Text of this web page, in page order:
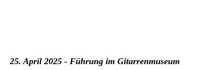
25. April 2025 - Führung im Gitarrenmuseum